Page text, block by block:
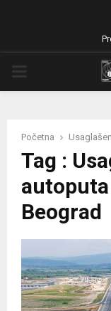
Početna
Tag :
Beograd